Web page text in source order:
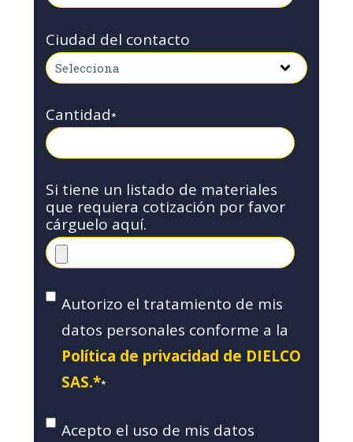
Ciudad del contacto
Cantidad*
Si tiene un listado de materiales
que requiera cotización por favor
cárguelo aquí.
Autorizo el tratamiento de mis
datos personales conforme a la
Política de privacidad de DIELCO
SAS.**
Acepto el uso de mis datos